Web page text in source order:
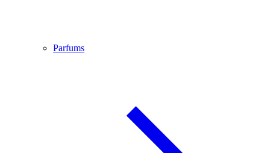
Parfums